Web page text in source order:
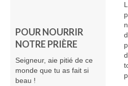
POUR NOURRIR
NOTRE PRIÈRE
Seigneur, aie pitié de ce
monde que tu as fait si
beau !